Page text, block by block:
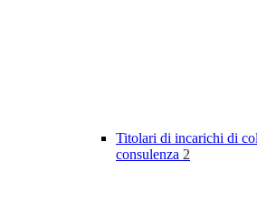
Titolari di incarichi di
consulenza 2